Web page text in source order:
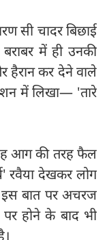
सी चादर बिछाई
में ही उनकी
हैरान कर देने वाले
में लिखा— 'तारे
आग की तरह फैल
रवैया देखकर लोग
बात पर अचरज
होने के बाद भी